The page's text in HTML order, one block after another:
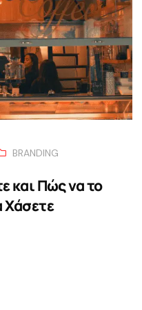
BRANDING
και Πώς να το
Χάσετε